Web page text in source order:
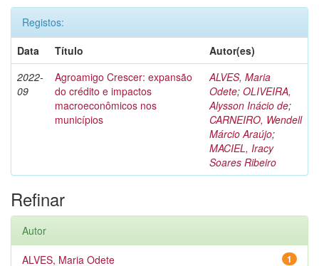
Registos:
Data
Título
Autor(es)
2022-
09
Agroamigo Crescer: expansão
do crédito e impactos
macroeconômicos nos
municípios
ALVES, Maria
Odete; OLIVEIRA,
Alysson Inácio de;
CARNEIRO, Wendell
Márcio Araújo;
MACIEL, Iracy
Soares Ribeiro
Refinar
Autor
1
ALVES, Maria Odete